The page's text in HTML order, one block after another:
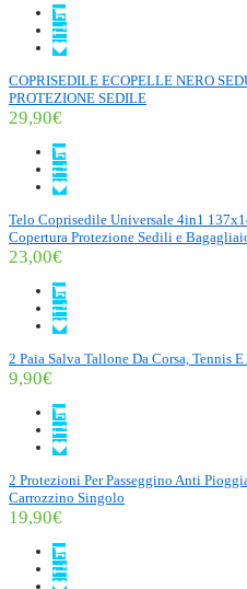
COPRISEDILE ECOPELLE NERO
PROTEZIONE SEDILE
29,90€
Telo Coprisedile Universale 4in1
Copertura Protezione Sedili e
23,00€
2 Paia Salva Tallone Da Corsa, Tennis
9,90€
2 Protezioni Per Passeggino Anti
Carrozzino Singolo
19,90€